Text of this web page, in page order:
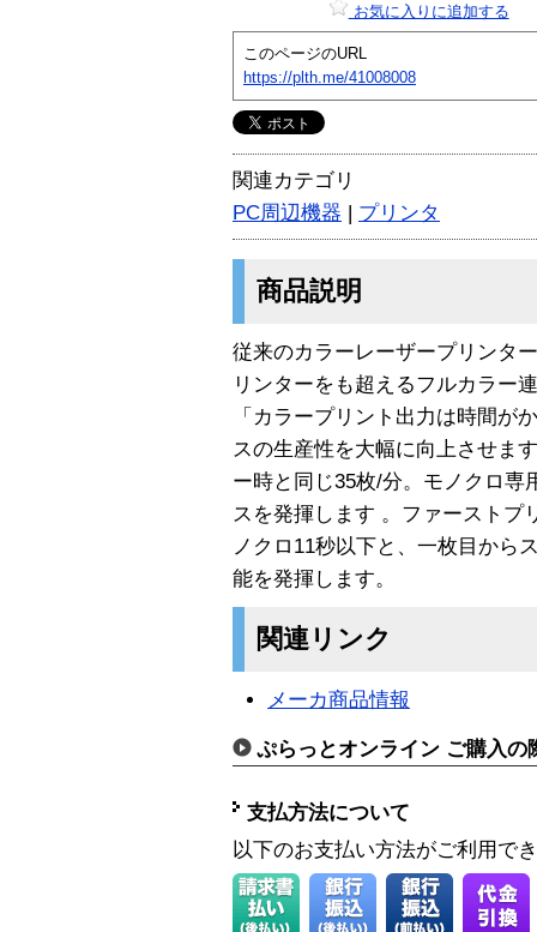
お気に入りに追加する
このページのURL
https://plth.me/41008008
関連カテゴリ
PC周辺機器 | プリンタ
商品説明
従来のカラーレーザープリンタ
リンターをも超えるフルカラー
「カラープリント出力は時間が
スの生産性を大幅に向上させま
ー時と同じ35枚/分。モノクロ専
スを発揮します 。ファーストプ
ノクロ11秒以下と、一枚目から
能を発揮します。
関連リンク
メーカ商品情報
ぷらっとオンライン ご購入の
支払方法について
以下のお支払い方法がご利用で